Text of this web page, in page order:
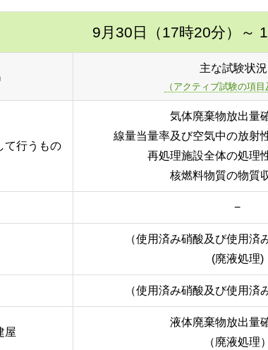
9月30日（17時20分） ～
主な試験状況
（アクティブ試験の項目
て行うもの
気体廃棄物放出量
線量当量率及び空気中の放射
再処理施設全体の処理
核燃料物質の物質
−
（使用済み硝酸及び使用済
(廃液処理)
（使用済み硝酸及び使用済
屋
液体廃棄物放出量
（廃液処理）